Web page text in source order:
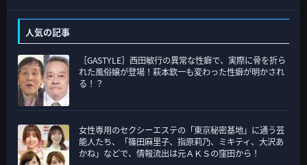
ゴ
リ
ー
人気の記事
［GASTYLE］西田敏行の異常な性癖で、実際に骨を折ら
れた風俗嬢が登場！萩本欽一も変わった性癖が明かされ
る！？
女性専用のセクシーエステの「東京秘密基地」に通う芸
能人たち、「篠田麻里子、指原莉乃、ミキティ、大沢あ
かね」などで、情報流出は元ＡＫＳの窪田から！